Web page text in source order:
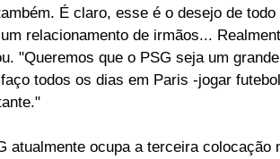
É claro, esse é o desejo de
relacionamento de irmãos...
"Queremos que o PSG seja um
todos os dias em Paris -jogar
atualmente ocupa a terceira colocação